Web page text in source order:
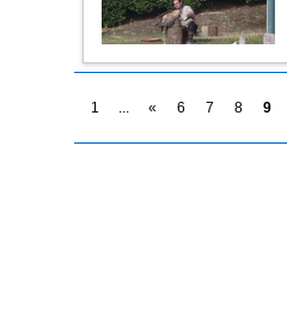
1 ... « 6 7 8 9